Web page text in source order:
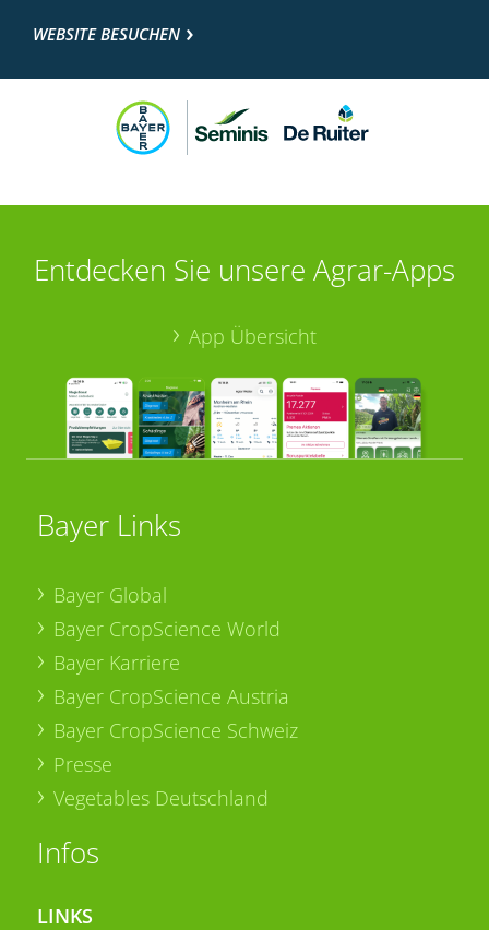
WEBSITE BESUCHEN
Entdecken Sie unsere Agrar-Apps
App Übersicht
Bayer Links
Bayer Global
Bayer CropScience World
Bayer Karriere
Bayer CropScience Austria
Bayer CropScience Schweiz
Presse
Vegetables Deutschland
Infos
LINKS